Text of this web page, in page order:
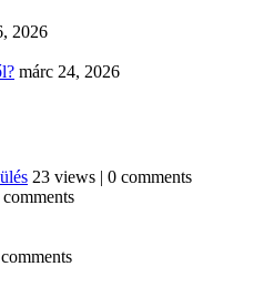
2026
márc 24, 2026
23 views | 0 comments